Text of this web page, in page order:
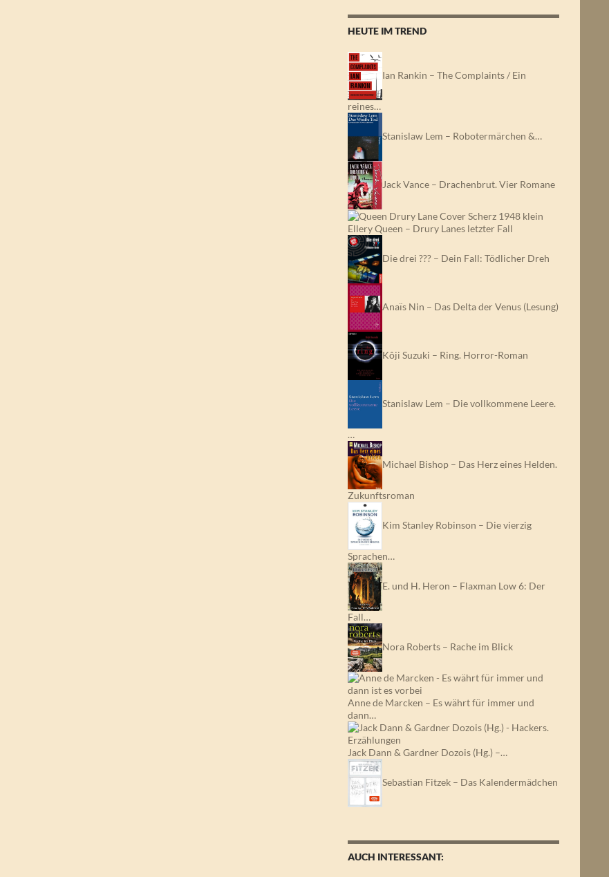
HEUTE IM TREND
Ian Rankin – The Complaints / Ein
reines…
Stanislaw Lem – Robotermärchen &…
Jack Vance – Drachenbrut. Vier Romane
Ellery Queen – Drury Lanes letzter Fall
Die drei ??? – Dein Fall: Tödlicher Dreh
Anaïs Nin – Das Delta der Venus (Lesung)
Kôji Suzuki – Ring. Horror-Roman
Stanislaw Lem – Die vollkommene Leere.
…
Michael Bishop – Das Herz eines Helden.
Zukunftsroman
Kim Stanley Robinson – Die vierzig
Sprachen…
E. und H. Heron – Flaxman Low 6: Der
Fall…
Nora Roberts – Rache im Blick
Anne de Marcken – Es währt für immer und
dann…
Jack Dann & Gardner Dozois (Hg.) –…
Sebastian Fitzek – Das Kalendermädchen
AUCH INTERESSANT: